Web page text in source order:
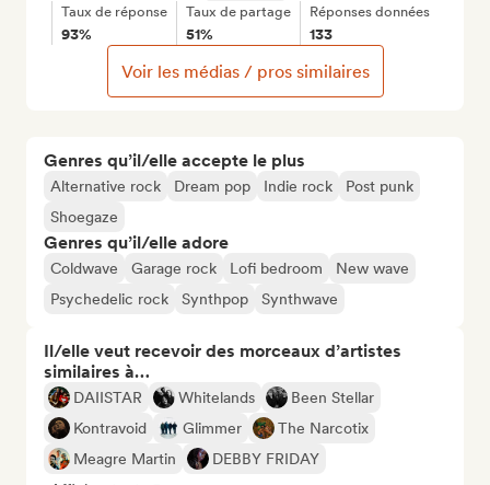
Genres qu’il/elle accepte le plus
Alternative rock Dream pop Indie rock
Post punk
Shoegaze
Genres qu’il/elle adore
Coldwave Garage rock Lofi bedroom
New wave
Psychedelic rock
Synthpop Synthwave
Il/elle veut recevoir des morceaux d’artistes
similaires à…
DAIISTAR Whitelands
Been Stellar
Kontravoid
Glimmer
The Narcotix
Meagre Martin
DEBBY FRIDAY
Taux de réponse
93%
Taux de partage
51%
Réponses données
133
Voir les médias / pros similaires